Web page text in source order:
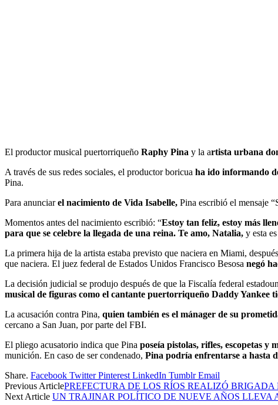
El productor musical puertorriqueño Raphy Pina y la artista urbana
A través de sus redes sociales, el productor boricua ha ido informando
Pina.
Para anunciarel nacimiento de Vida Isabelle, Pina escribió el mensaje
Momentos antes del nacimiento escribió: “Estoy tan feliz, estoy más
para que se celebre la llegada de una reina. Te amo, Natalia, y esta
La primera hija de la artista estaba previsto que naciera en Miami,
que naciera. El juez federal de Estados Unidos Francisco Besosa negó
La decisión judicial se produjo después de que la Fiscalía federal
musical de figuras como el cantante puertorriqueño Daddy Yankee
La acusación contra Pina, quien también es el mánager de su
cercano a San Juan, por parte del FBI.
El pliego acusatorio indica que Pina poseía pistolas, rifles, escopetas y
munición. En caso de ser condenado, Pina podría enfrentarse a hasta
Share. Facebook Twitter Pinterest LinkedIn Tumblr Email
Previous ArticlePREFECTURA DE LOS RÍOS REALIZÓ
Next Article UN TRAJINAR POLÍTICO DE NUEVE AÑOS LLEVA